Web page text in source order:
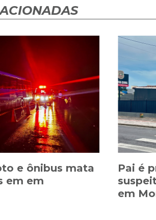
e ônibus mata
em em
Pai é
em